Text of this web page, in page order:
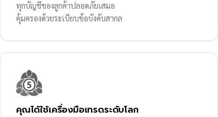
ทุกบัญชีของลูกค้าปลอดภัยเสมอ
คุ้มครองด้วยระเบียบข้อบังคับสากล
คุณได้ใช้เครื่องมือเทรดระดับโลก